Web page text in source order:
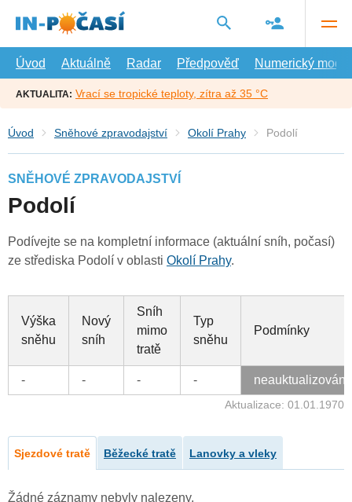
hlavní
Úvod
Aktuálně Radar Předpověď Numerický model
AKTUALITA: Vrací se tropické teploty, zítra až 35 °C
Úvod Sněhové zpravodajství Okolí Prahy Podolí
SNĚHOVÉ ZPRAVODAJSTVÍ
Podolí
Podívejte se na kompletní informace (aktuální sníh, počasí)
ze střediska Podolí v oblasti Okolí Prahy.
Výška
sněhu
Nový
sníh
Sníh
mimo
tratě
Typ
sněhu
Podmínky
- - - - neauktualizováno
Aktualizace: 01.01.1970
Sjezdové tratě Běžecké tratě Lanovky a vleky
Žádné záznamy nebyly nalezeny.